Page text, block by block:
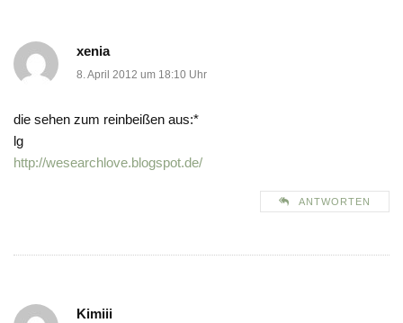
xenia
8. April 2012 um 18:10 Uhr
die sehen zum reinbeißen aus:*
lg
http://wesearchlove.blogspot.de/
ANTWORTEN
Kimiii